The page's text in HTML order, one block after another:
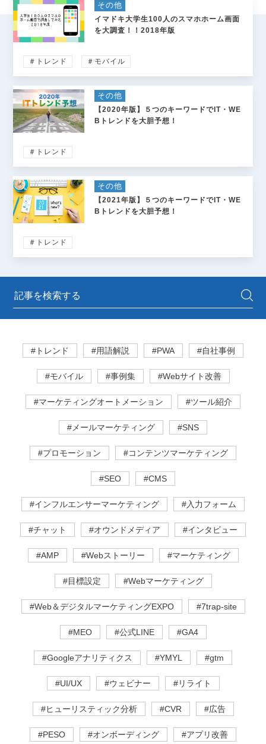
その他
イマドキ大学生100人のスマホホーム画面
を大調査！！2018年版
＃トレンド ＃モバイル
その他
【2020年版】５つのキーワードでIT・WE
Bトレンドを大胆予想！
＃トレンド
その他
【2021年版】５つのキーワードでIT・WE
Bトレンドを大胆予想！
＃トレンド
#トレンド #用語解説 #PWA #自社事例
#モバイル #事例集 #Webサイト改善
#マーケティングオートメーション #ツール紹介
#メールマーケティング #SNS
#プロモーション #コンテンツマーケティング
#SEO #CMS
#インフルエンサーマーケティング #入力フォーム
#チャット #オウンドメディア #インタビュー
#AMP #Webストーリー #マーケティング
#目標設定 #Webマーケティング
#Web＆デジタルマーケティングEXPO #7trap-site
#MEO #公式LINE #GA4
#Googleアナリティクス #YMYL #gtm
#UI/UX #ウェビナー #リライト
#ヒューリスティック分析 #CVR #広告
#PESO #オンボーディング #アプリ改善